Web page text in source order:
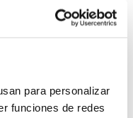
para personalizar
funciones de redes
capaces de
existen de divertirse
ONG sin ánimo de